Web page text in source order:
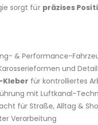
sorgt für präzises
& Performance-
und
Kleber für kontrolliertes
mit Luftkanal-
für Straße, Alltag &
Verarbeitung